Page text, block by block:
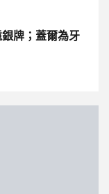
牌；蓋爾為牙